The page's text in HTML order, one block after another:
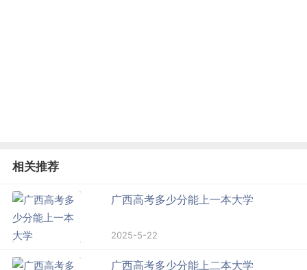
相关推荐
广西高考多少分能上一本大学
2025-5-22
广西高考多少分能上二本大学